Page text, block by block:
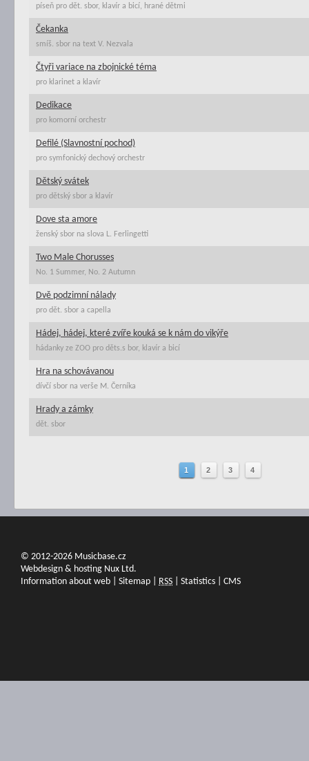
píseň pro dět. sbor, klavír a bicí, hrané dětmi
Čekanka
smíš. sbor na text V. Nezvala
Čtyři variace na zbojnické téma
pro klarinet a klavír
Dedikace
pro komorní orchestr
Defilé (Slavnostní pochod)
pro symfonický dechový orchestr
Dětský svátek
pro dětský sbor a klavír
Dove sta amore
ženský sbor na slova L. Ferlingetti
Two Male Chorusses
No. 1 Summer, No. 2 Autumn
Dvě podzimní nálady
pro dět. sbor a capella
Hádej, hádej, které zvíře kouká se k nám do vikýře
hádanky ze ZOO pro děts.s bor, klavír a bicí
Hra na schovávanou
dívčí sbor na verše M. Černíka
Hrady a zámky
dět. sbor
1 2 3 4
© 2012-2026 Musicbase.cz
Webdesign & hosting Nux Ltd.
Information about web
Sitemap RSS Statistics CMS